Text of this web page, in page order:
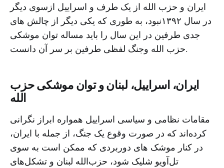
ایران و حزب الله از یک طرف و اسراییل ازسوی دیگر
در سال ۱۳۹۲نبود، به طوری که یکی دیگر از چالش های
جدی طرفین در این سال را باید مساله توان موشکی
حزب الله وجنگ لفظی طرفین بر سر آن دانست.
ایران، اسراییل، لبنان و توان موشکى حزب
الله
مقامات نظامی و سیاسی اسراییل همواره ابراز نگرانی
کرده‌اند که در صورت وقوع یک جنگ، از جمله با ایران،
در کنار موشک های دوربردی که ممکن است به سوی
تل‌آویو شلیک شود، حزب‌الله لبنان و تشکل‌های